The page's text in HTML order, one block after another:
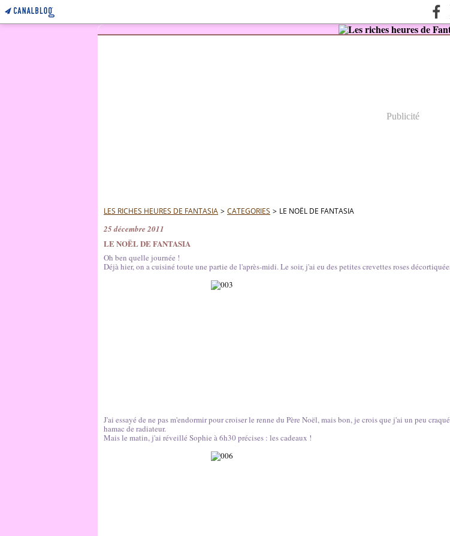
Publicité
LES RICHES HEURES DE FANTASIA > CATEGORIES > LE NOËL DE FANTASIA
25 décembre 2011
LE NOËL DE FANTASIA
Oh ben quelle journée !
Déjà hier, on a cuisiné toute une partie de l'après-midi. Le soir, j'ai eu des petites crevettes roses
J'ai essayé de ne pas m'endormir pour croiser le renne du Père Noël, mais bon, je crois que j'ai un peu
hamac de radiateur.
Mais le matin, j'ai réveillé Sophie à 6h30 précises : les cadeaux !